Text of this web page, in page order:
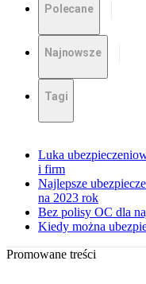
Polecane
Najnowsze
Tagi
Luka
i firm
Najlepsze
na 2023 rok
Bez polisy OC dla
Kiedy można
Promowane treści